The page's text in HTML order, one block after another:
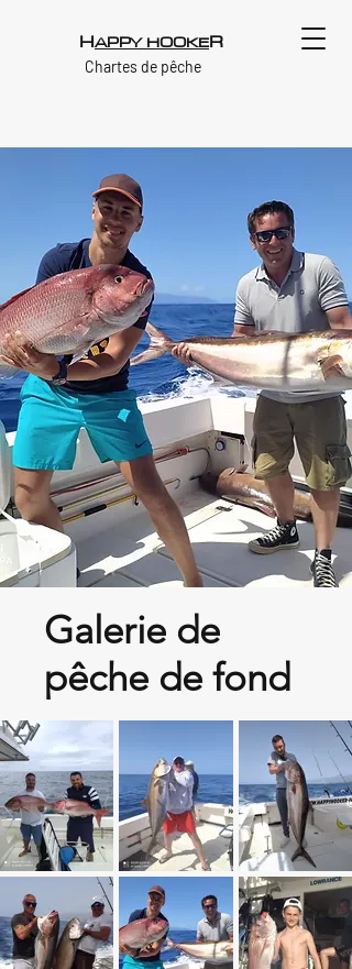
HAPPY HOOKER
Chartes de pêche
Galerie de
pêche de fond